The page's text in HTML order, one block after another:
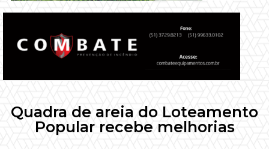
Quadra de areia do Loteamento
Popular recebe melhorias